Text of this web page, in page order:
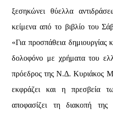
ξεσηκώνει θύελλα
κείμενα από το βιβλίο του
«Για προσπάθεια δημιουργίας
δολοφόνο με χρήματα του
πρόεδρος της Ν.Δ. Κυριάκος
εκφράζει και η
αποφασίζει τη διακοπή